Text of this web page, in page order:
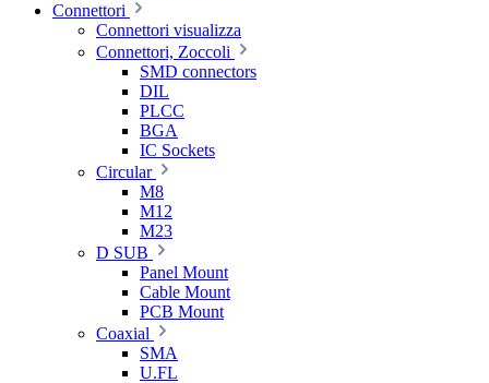
Connettori
Connettori visualizza
Connettori, Zoccoli
SMD connectors
DIL
PLCC
BGA
IC Sockets
Circular
M8
M12
M23
D SUB
Panel Mount
Cable Mount
PCB Mount
Coaxial
SMA
U.FL